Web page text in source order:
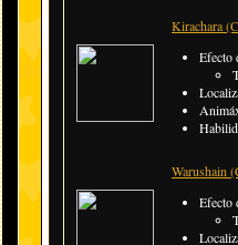
Kirachara
Efecto
Warushain
Efecto